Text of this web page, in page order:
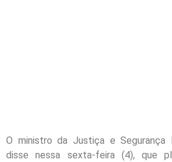
O ministro da Justiça e Segurança
disse nessa sexta-feira (4), que